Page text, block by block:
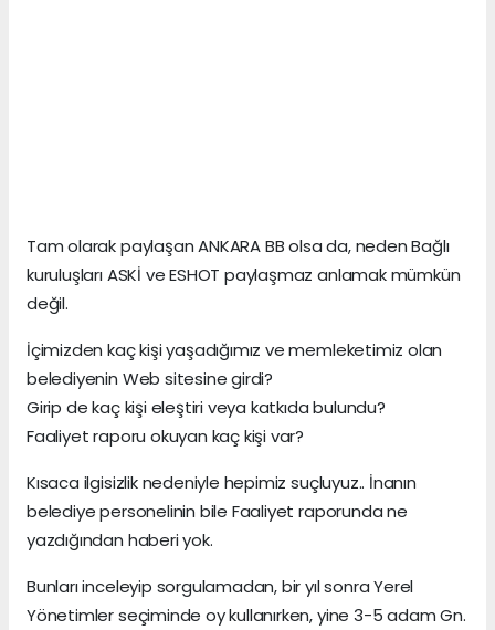
Tam olarak paylaşan ANKARA BB olsa da, neden Bağlı
kuruluşları ASKİ ve ESHOT paylaşmaz anlamak mümkün
değil.
İçimizden kaç kişi yaşadığımız ve memleketimiz olan
belediyenin Web sitesine girdi?
Girip de kaç kişi eleştiri veya katkıda bulundu?
Faaliyet raporu okuyan kaç kişi var?
Kısaca ilgisizlik nedeniyle hepimiz suçluyuz.. İnanın
belediye personelinin bile Faaliyet raporunda ne
yazdığından haberi yok.
Bunları inceleyip sorgulamadan, bir yıl sonra Yerel
Yönetimler seçiminde oy kullanırken, yine 3-5 adam Gn.